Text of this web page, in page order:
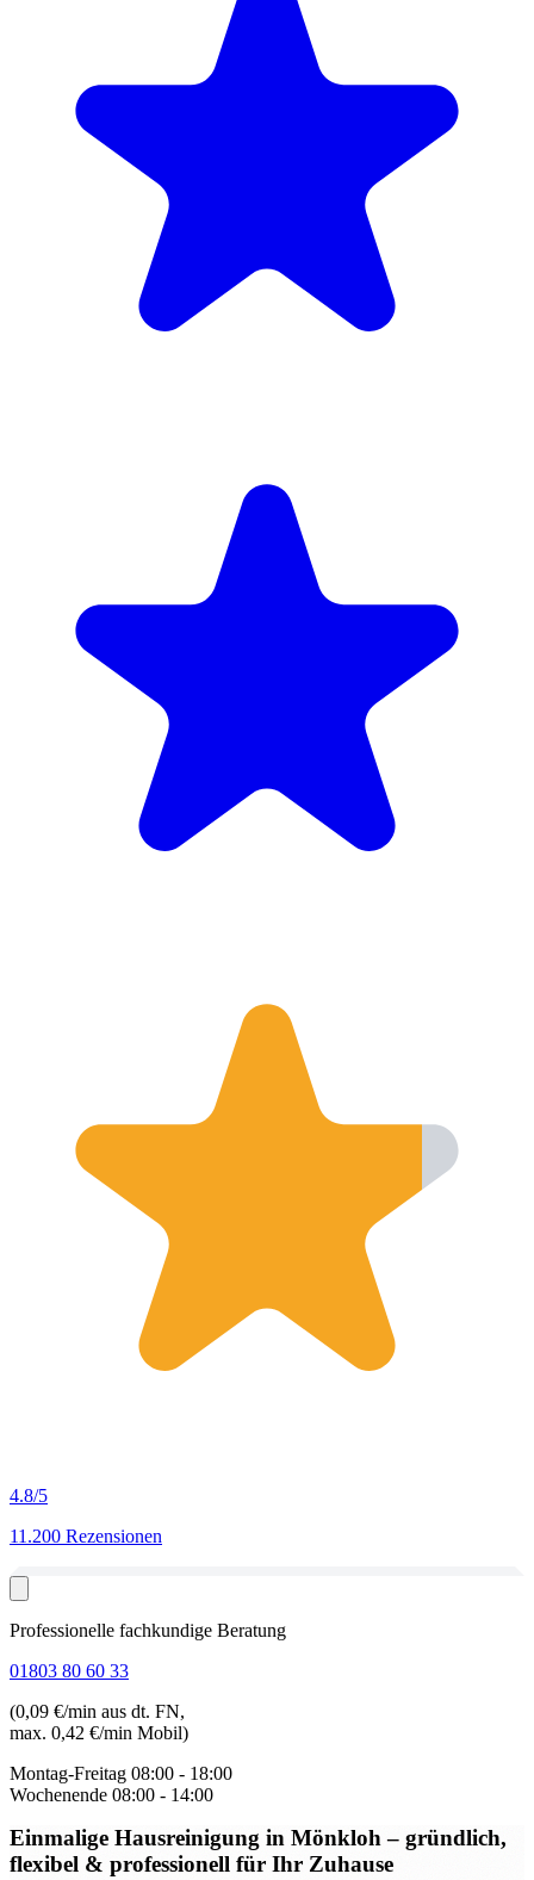
4.8/5
11.200 Rezensionen
Professionelle fachkundige Beratung
01803 80 60 33
(0,09 €/min aus dt. FN,
max. 0,42 €/min Mobil)
Montag-Freitag 08:00 - 18:00
Wochenende 08:00 - 14:00
Einmalige Hausreinigung in Mönkloh– gründlich,
flexibel & professionell für Ihr Zuhause